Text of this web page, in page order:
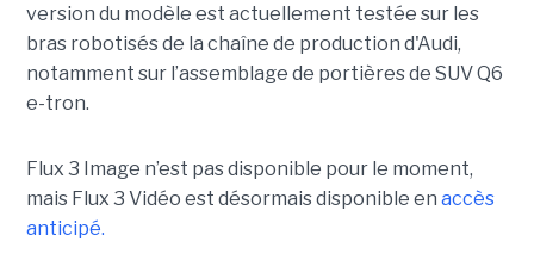
version du modèle est actuellement testée sur les
bras robotisés de la chaîne de production d'Audi,
notamment sur l’assemblage de portières de SUV Q6
e-tron.
Flux 3 Image n’est pas disponible pour le moment,
mais Flux 3 Vidéo est désormais disponible en accès
anticipé.